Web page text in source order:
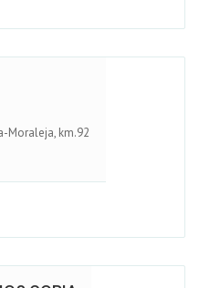
Moraleja, km.92